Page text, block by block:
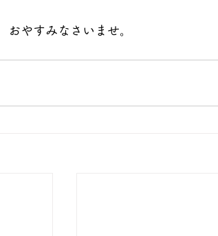
おやすみなさいませ。